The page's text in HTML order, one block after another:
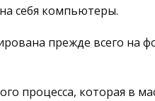
себя компьютеры.
прежде всего на
процесса, которая в